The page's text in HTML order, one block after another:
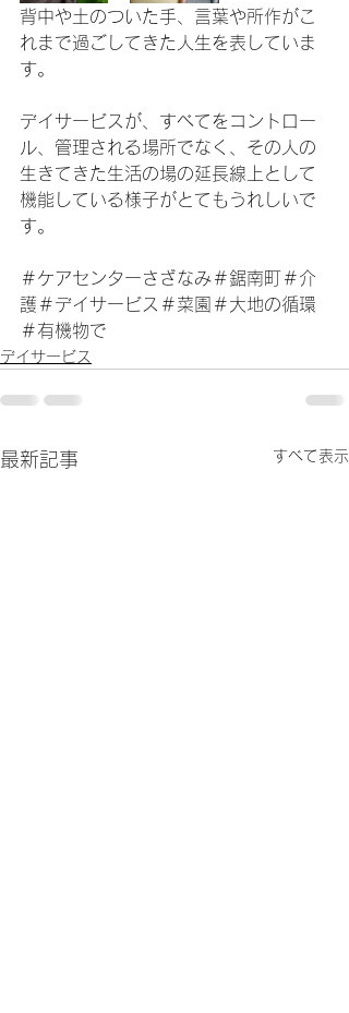
背中や土のついた手、言葉や所作がこ
れまで過ごしてきた人生を表していま
す。
デイサービスが、すべてをコントロー
ル、管理される場所でなく、その人の
生きてきた生活の場の延長線上として
機能している様子がとてもうれしいで
す。
＃ケアセンターさざなみ＃鋸南町＃介
護＃デイサービス＃菜園＃大地の循環
＃有機物で
デイサービス
最新記事 すべて表示